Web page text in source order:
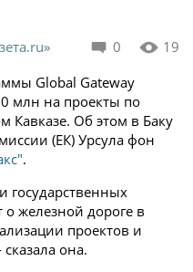
0 19
Global Gateway
млн на проекты по
Кавказе. Об этом в Баку
(ЕК) Урсула фон
.
государственных
о железной дороге в
проектов и
она.